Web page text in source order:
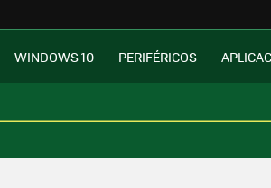
WINDOWS 10 PERIFÉRICOS